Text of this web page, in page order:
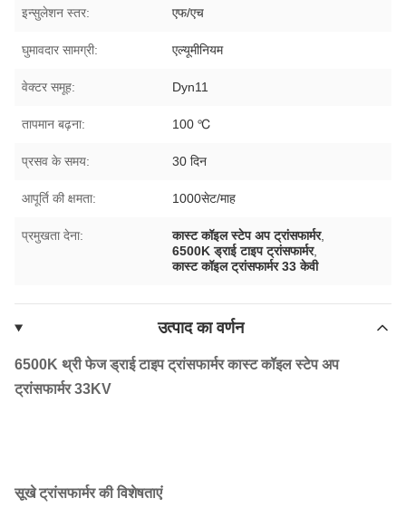
इन्सुलेशन स्तर: एफ/एच
घुमावदार सामग्री: एल्यूमीनियम
वेक्टर समूह: Dyn11
तापमान बढ़ना: 100 ℃
प्रसव के समय: 30 दिन
आपूर्ति की क्षमता: 1000सेट/माह
प्रमुखता देना: कास्ट कॉइल स्टेप अप ट्रांसफार्मर,
6500K ड्राई टाइप ट्रांसफार्मर,
कास्ट कॉइल ट्रांसफार्मर 33 केवी
उत्पाद का वर्णन
6500K थ्री फेज ड्राई टाइप ट्रांसफार्मर कास्ट कॉइल स्टेप अप
ट्रांसफार्मर 33KV
सूखे ट्रांसफार्मर की विशेषताएं